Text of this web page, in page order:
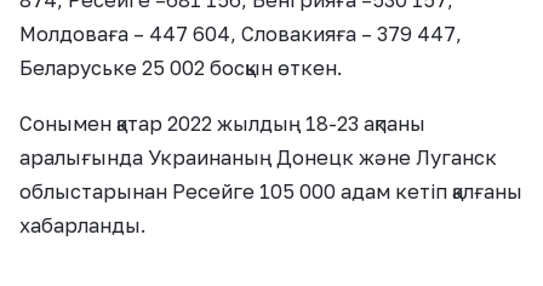
Молдоваға – 447 604, Словакияға – 379 447,
Беларуське 25 002 босқын өткен.
Сонымен қатар 2022 жылдың 18-23 ақпаны
аралығында Украинаның Донецк және Луганск
облыстарынан Ресейге 105 000 адам кетіп қалғаны
хабарланды.